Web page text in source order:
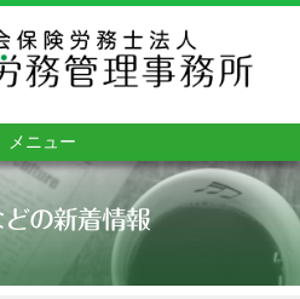
メニュー
の新着情報